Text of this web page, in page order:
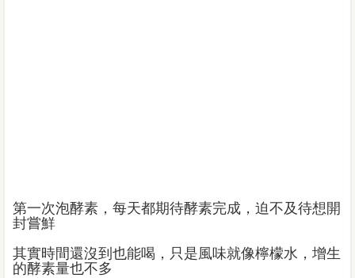
第一次泡酵素，每天都期待酵素完成，迫不及待想開
封嘗鮮
其實時間還沒到也能喝，只是風味就像檸檬水，增生
的酵素量也不多